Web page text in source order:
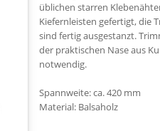
üblichen starren
Kiefernleisten gefertigt, die
sind fertig ausgestanzt.
der praktischen Nase aus
notwendig.
Spannweite: ca. 420 mm
Material: Balsaholz